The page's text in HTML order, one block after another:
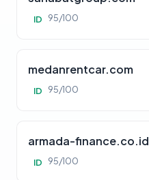
ID 95/100
medanrentcar.com
ID 95/100
armada-finance.co.id
ID 95/100